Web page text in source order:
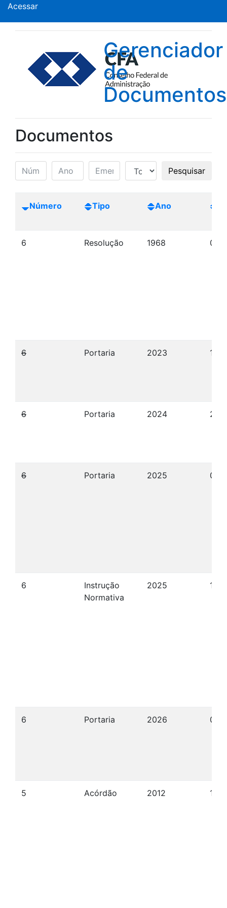
Acessar
Gerenciador
de
Documentos
Documentos
Pesquisar
Número Tipo Ano
6 Resolução 1968 09/
6 Portaria 2023 12/
6 Portaria 2024 22/
6 Portaria 2025 09/
6
Instrução
Normativa
2025 17/
6 Portaria 2026 07/
5 Acórdão 2012 17/